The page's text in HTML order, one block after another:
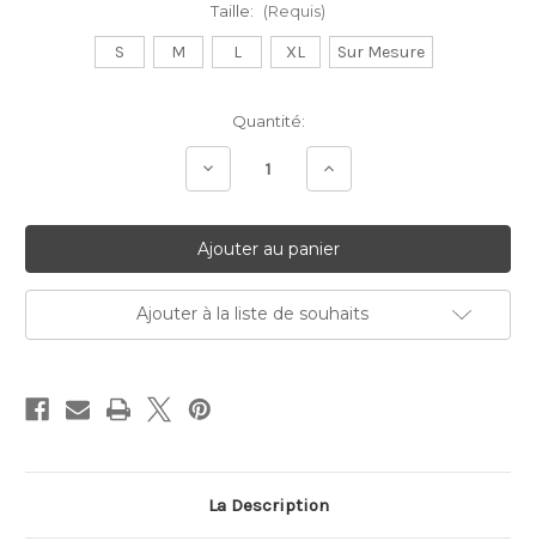
Taille: (Requis)
S M L XL Sur Mesure
Quantité:
Diminuer Augmenter
Ajouter à la liste de souhaits
La Description